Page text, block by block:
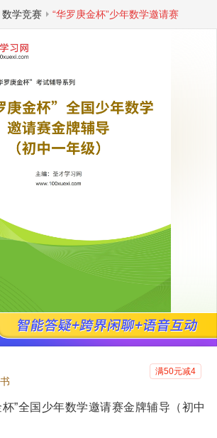
数学竞赛 “华罗庚金杯”少年数学邀请赛
满50元减4
杯”全国少年数学邀请赛金牌辅导（初中